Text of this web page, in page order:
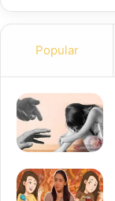
Popular